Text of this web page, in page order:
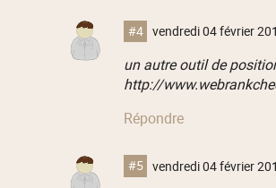
#4 vendredi 04 février
un autre outil de
http://
Répondre
#5 vendredi 04 février